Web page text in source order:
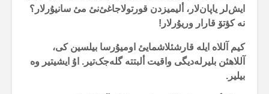
ایش‌لر یاپان‌لار، ألیمیزدن قورتولاجاغئ‌نئ مئ سانیۇرلار؟
نە کؤتۆ قارار وریۇرلار!
کیم آللاە ایلە قارشئلاشمایئ اومیۇرسا بیلسین کی،
آللاهئن بلیرلەدیگی واقیت ألبتتە گلەجک‌تیر. اۇ ایشیتیر وە
بیلیر.